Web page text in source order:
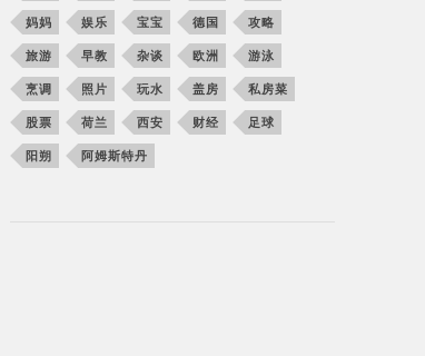
妈妈 娱乐 宝宝 德国 攻略
旅游 早教 杂谈 欧洲 游泳
烹调 照片 玩水 盖房 私房菜
股票 荷兰 西安 财经 足球
阳朔 阿姆斯特丹